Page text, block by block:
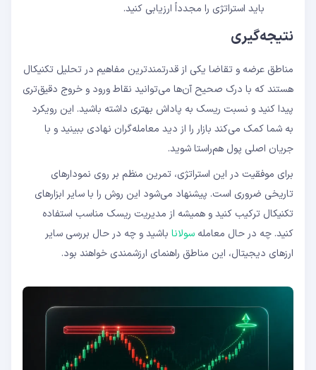
باید استراتژی را مجدداً ارزیابی کنید.
نتیجه‌گیری
مناطق عرضه و تقاضا یکی از قدرتمندترین مفاهیم در تحلیل تکنیکال
هستند که با درک صحیح آن‌ها می‌توانید نقاط ورود و خروج دقیق‌تری
پیدا کنید و نسبت ریسک به پاداش بهتری داشته باشید. این رویکرد
به شما کمک می‌کند بازار را از دید معامله‌گران نهادی ببینید و با
جریان اصلی پول هم‌راستا شوید.
برای موفقیت در این استراتژی، تمرین منظم بر روی نمودارهای
تاریخی ضروری است. پیشنهاد می‌شود این روش را با سایر ابزارهای
تکنیکال ترکیب کنید و همیشه از مدیریت ریسک مناسب استفاده
کنید. چه در حال معامله سولانا باشید و چه در حال بررسی سایر
ارزهای دیجیتال، این مناطق راهنمای ارزشمندی خواهند بود.